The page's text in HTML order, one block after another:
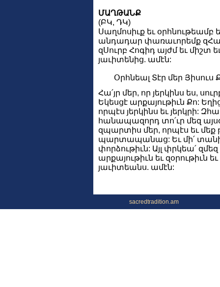
ՄԱՂԹԱՆՔ
(ԲԿ, ԴԿ)
Սաղմոսիւք եւ օրհնութեամբ
անդադար փառաւորեմք
զՍուրբ Հոգիդ այժմ եւ միշտ
յաւիտենից. ամէն:
Օրհնեալ Տէր մեր Յիսուս
Հա՛յր մեր, որ յերկինս ես,
Եկեսցէ արքայութիւն Քո:
որպէս յերկինս եւ յերկրի:
հանապազորդ տո՛ւր մեզ
զպարտիս մեր, որպէս եւ մեք
պարտապանաց: Եւ մի՛
փորձութիւն: Այլ փրկեա՛
արքայութիւն եւ զօրութիւն
յաւիտեանս. ամէն:
sacredtradition.am